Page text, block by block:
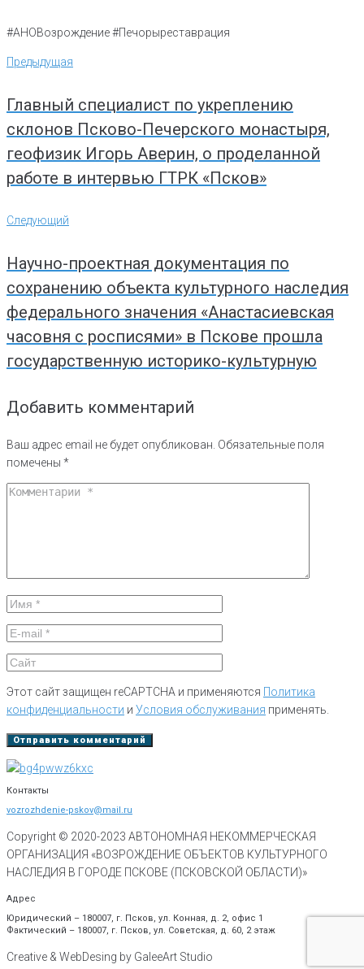
#АНОВозрождение #Печорыреставрация
Навигация
по
Предыдущая
Предыдущая
Главный специалист по укреплению
склонов Псково-Печерского монастыря,
геофизик Игорь Аверин, о проделанной
работе в интервью ГТРК «Псков»
Следующий
Следующий
Научно-проектная документация по
сохранению объекта культурного наследия
федерального значения «Анастасиевская
часовня с росписями» в Пскове прошла
государственную историко-культурную
Добавить комментарий
Ваш адрес email не будет опубликован. Обязательные поля
помечены *
Этот сайт защищен reCAPTCHA и применяются Политика
конфиденциальности и Условия обслуживания применять.
Контакты
vozrozhdenie-pskov@mail.ru
Copyright © 2020-2023 АВТОНОМНАЯ НЕКОММЕРЧЕСКАЯ
ОРГАНИЗАЦИЯ «ВОЗРОЖДЕНИЕ ОБЪЕКТОВ КУЛЬТУРНОГО
НАСЛЕДИЯ В ГОРОДЕ ПСКОВЕ (ПСКОВСКОЙ ОБЛАСТИ)»
Адрес
Юридический – 180007, г. Псков, ул. Конная, д. 2, офис 1
Фактический – 180007, г. Псков, ул. Советская, д. 60, 2 этаж
Creative & WebDesing by GaleeArt Studio